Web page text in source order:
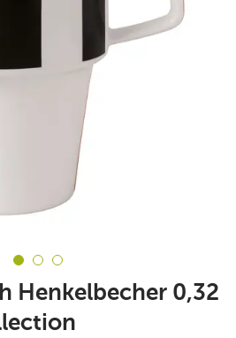
Henkelbecher 0,32